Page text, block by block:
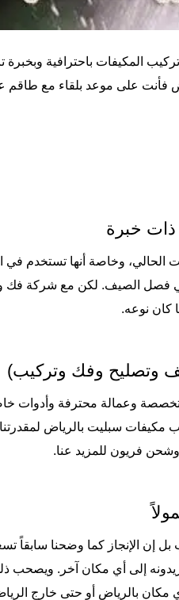
على موعد بلقاء مع طاقم
خبرة
وخاصة أنها تستخدم
في فصل الصيف. لكن مع شركة
كان نوعه.
وتصليح وفك وتركيب)
وعمالة محترفة وأدوات
مكيفات سبليت بالرياض
وشحن فريون للمزيد عنا.
الإنجاز كما وضحنا سابقاً
إلى أي مكان آخر. ويصحب
مكان بالرياض أو حتى خارج